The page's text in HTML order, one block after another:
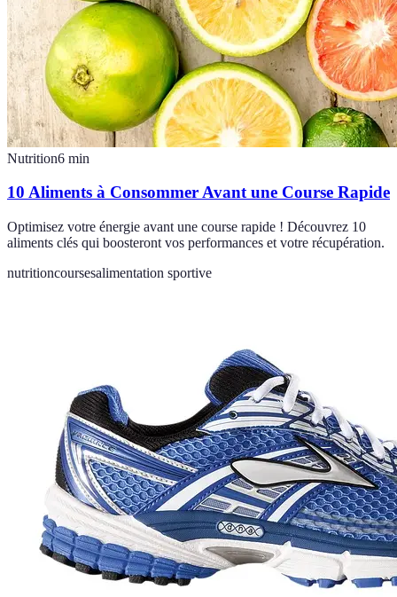
Nutrition6 min
10 Aliments à Consommer Avant une Course Rapide
Optimisez votre énergie avant une course rapide ! Découvrez 10
aliments clés qui boosteront vos performances et votre récupération.
nutritioncoursesalimentation sportive